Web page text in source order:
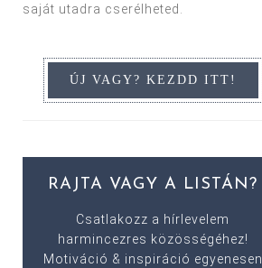
saját utadra cserélheted.
RAJTA VAGY A LISTÁN?
Csatlakozz a hírlevelem
harmincezres közösségéhez!
Motiváció & inspiráció egyenesen